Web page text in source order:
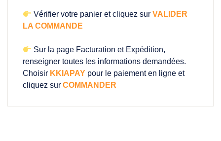
Vérifier votre panier et cliquez surVALIDER
LA COMMANDE
Sur la page Facturation et Expédition,
renseigner toutes les informations demandées.
Choisir KKIAPAY pour le paiement en ligne et
cliquez sur COMMANDER